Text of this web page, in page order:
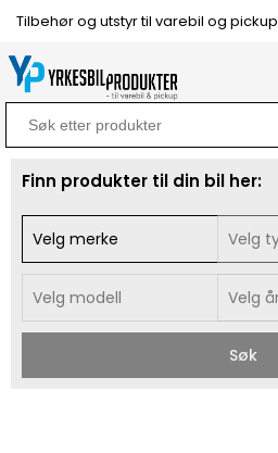
Tilbehør og utstyr til varebil og pickup
Search
for:
Finn produkter til din bil her:
Søk